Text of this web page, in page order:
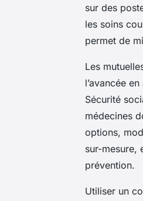
sur des
les soins
permet de
Les
l’avancée
Sécurité
médecines
options,
sur-mesure,
prévention.
Utiliser un